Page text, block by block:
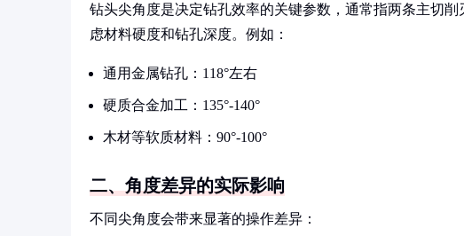
钻头尖角度是决定钻孔效率的关键参数，通常指两条主切
虑材料硬度和钻孔深度。例如：
通用金属钻孔：118°左右
硬质合金加工：135°-140°
木材等软质材料：90°-100°
二、角度差异的实际影响
不同尖角度会带来显著的操作差异：